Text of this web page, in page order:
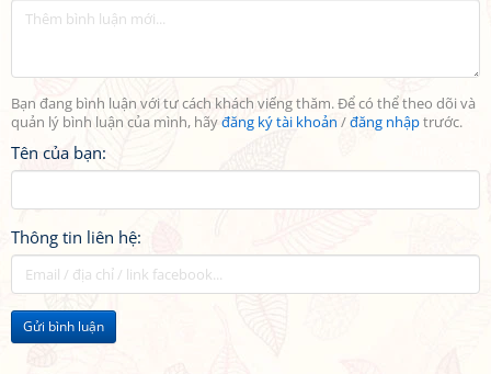
Bạn đang bình luận với tư cách khách viếng thăm. Để có thể theo dõi và
quản lý bình luận của mình, hãyđăng ký tài khoản /đăng nhậptrước.
Tên của bạn:
Thông tin liên hệ:
Gửi bình luận